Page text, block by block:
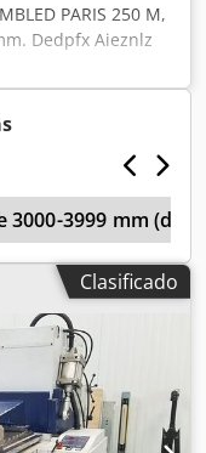
PARIS 250 M,
Dedpfx Aieznlz
3999 mm
Clasificado